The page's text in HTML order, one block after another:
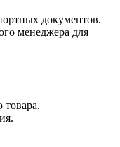
документов.
менеджера для